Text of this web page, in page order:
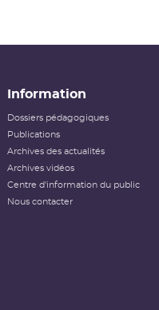
Information
Dossiers pédagogiques
Publications
Archives des actualités
Archives vidéos
Centre d'information du public
Nous contacter